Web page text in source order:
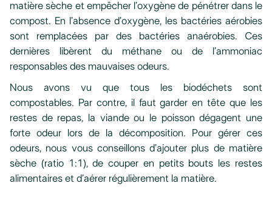
matière sèche et empêcher l’oxygène de pénétrer dans le
compost. En l’absence d’oxygène, les bactéries aérobies
sont remplacées par des bactéries anaérobies. Ces
dernières libèrent du méthane ou de l’ammoniac
responsables des mauvaises odeurs.
Nous avons vu que tous les biodéchets sont
compostables. Par contre, il faut garder en tête que les
restes de repas, la viande ou le poisson dégagent une
forte odeur lors de la décomposition. Pour gérer ces
odeurs, nous vous conseillons d’ajouter plus de matière
sèche (ratio 1:1), de couper en petits bouts les restes
alimentaires et d’aérer régulièrement la matière.